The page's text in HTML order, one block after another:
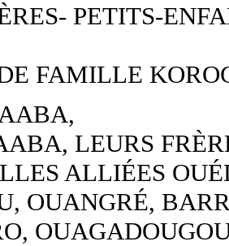
PETITS-
FAMILLE
LEURS
ALLIÉES
OUANGRÉ,